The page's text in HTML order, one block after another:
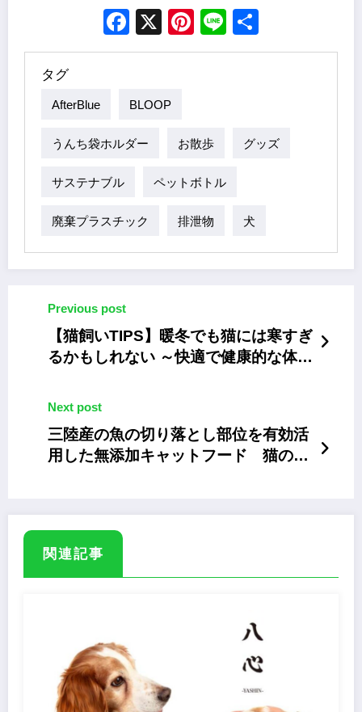
Facebook
X Pinterest
Line
タグ
AfterBlue BLOOP
うんち袋ホルダー お散歩 グッズ
サステナブル ペットボトル
廃棄プラスチック 排泄物 犬
Previous post
【猫飼いTIPS】暖冬でも猫には寒すぎ
るかもしれない ～快適で健康的な体温
Next post
三陸産の魚の切り落とし部位を有効活
用した無添加キャットフード 猫の健
関連記事